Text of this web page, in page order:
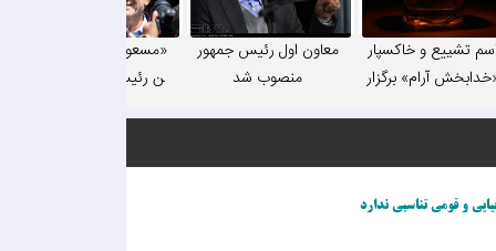
تشییع و خاکسپار
آرام» برگزار
معاون اول رئیس جمهور
منصوب شد
«مسعود پزشکیان» نهمی
ن رئیس‌جمهور ایران ش
و قومی تناسبی ندارد